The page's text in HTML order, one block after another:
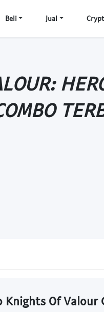
Beli Jual
Knights Of Valour